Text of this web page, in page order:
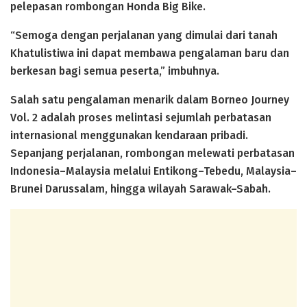
pelepasan rombongan Honda Big Bike.
“Semoga dengan perjalanan yang dimulai dari tanah
Khatulistiwa ini dapat membawa pengalaman baru dan
berkesan bagi semua peserta,” imbuhnya.
Salah satu pengalaman menarik dalam Borneo Journey
Vol. 2 adalah proses melintasi sejumlah perbatasan
internasional menggunakan kendaraan pribadi.
Sepanjang perjalanan, rombongan melewati perbatasan
Indonesia–Malaysia melalui Entikong–Tebedu, Malaysia–
Brunei Darussalam, hingga wilayah Sarawak–Sabah.